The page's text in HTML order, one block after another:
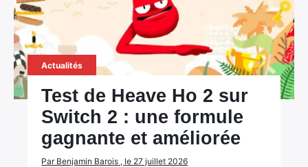
Actualités
Test de Heave Ho 2 sur
Switch 2 : une formule
gagnante et améliorée
Par Benjamin Barois , le 27 juillet 2026